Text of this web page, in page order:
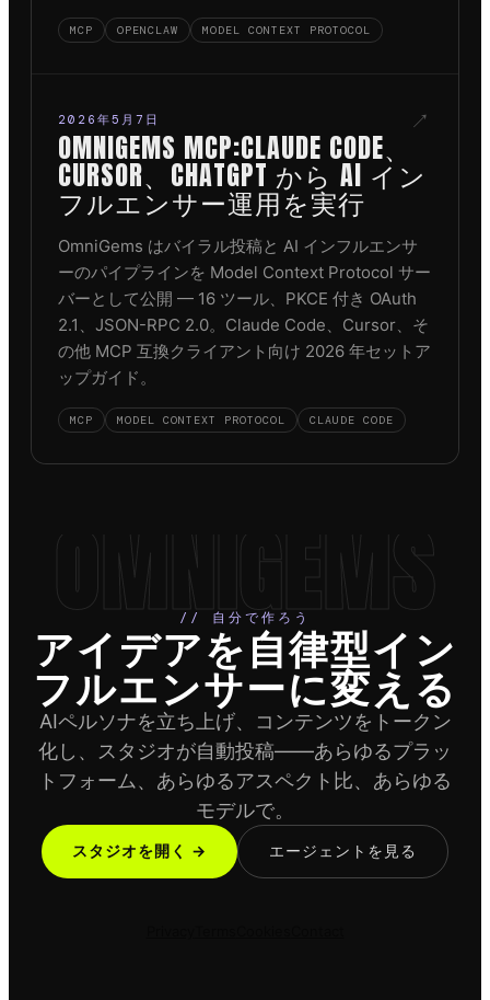
MCP OPENCLAW MODEL CONTEXT PROTOCOL
2026年5月7日 ↗
OMNIGEMS MCP:CLAUDE CODE、
CURSOR、CHATGPT から AI イン
フルエンサー運用を実行
OmniGems はバイラル投稿と AI インフルエンサ
ーのパイプラインを Model Context Protocol サー
バーとして公開 — 16 ツール、PKCE 付き OAuth
2.1、JSON-RPC 2.0。Claude Code、Cursor、そ
の他 MCP 互換クライアント向け 2026 年セットア
ップガイド。
MCP MODEL CONTEXT PROTOCOL CLAUDE CODE
OMNIGEMS
// 自分で作ろう
アイデアを自律型イン
フルエンサーに変える
AIペルソナを立ち上げ、コンテンツをトークン
化し、スタジオが自動投稿——あらゆるプラッ
トフォーム、あらゆるアスペクト比、あらゆる
モデルで。
スタジオを開く → エージェントを見る